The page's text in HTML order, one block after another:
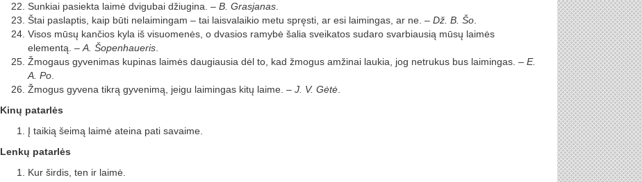
Sunkiai pasiekta laimė dvigubai džiugina. – B. Grasjanas.
Štai paslaptis, kaip būti nelaimingam – tai laisvalaikio metu spręsti, ar esi laimingas, ar ne. – Dž. B. Šo.
Visos mūsų kančios kyla iš visuomenės, o dvasios ramybė šalia sveikatos sudaro svarbiausią mūsų laimės
elementą. – A. Šopenhaueris.
Žmogaus gyvenimas kupinas laimės daugiausia dėl to, kad žmogus amžinai laukia, jog netrukus bus laimingas. – E.
A. Po.
Žmogus gyvena tikrą gyvenimą, jeigu laimingas kitų laime. – J. V. Gėtė.
Kinų patarlės
Į taikią šeimą laimė ateina pati savaime.
Lenkų patarlės
Kur širdis, ten ir laimė.